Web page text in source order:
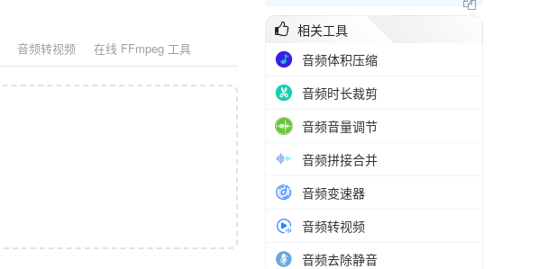
音频转视频 在线 FFmpeg 工具
相关工具
音频体积压缩
音频时长裁剪
音频音量调节
音频拼接合并
音频变速器
音频转视频
音频去除静音